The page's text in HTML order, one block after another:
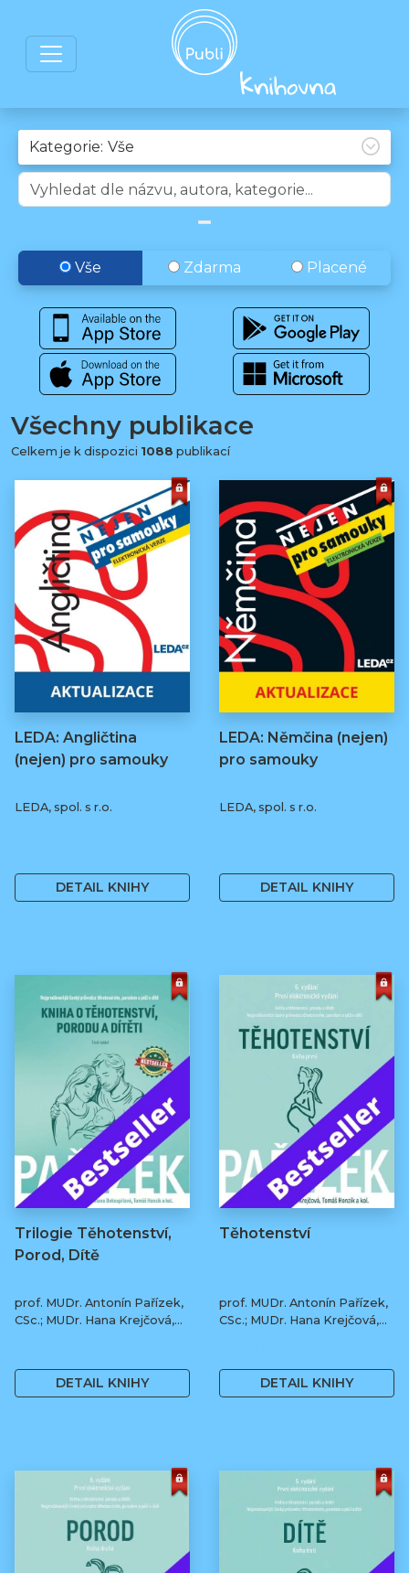
Kategorie:
Vše Zdarma Placené
Všechny publikace
Celkem je k dispozici 1088 publikací
LEDA: Angličtina
(nejen) pro samouky
LEDA, spol. s r.o.
DETAIL KNIHY
LEDA: Němčina (nejen)
pro samouky
LEDA, spol. s r.o.
DETAIL KNIHY
Trilogie Těhotenství,
Porod, Dítě
prof. MUDr. Antonín Pařízek,
CSc.; MUDr. Hana Krejčová,
Tomáš Honzík, Ph.D. a kol.
DETAIL KNIHY
Těhotenství
prof. MUDr. Antonín Pařízek,
CSc.; MUDr. Hana Krejčová,
DETAIL KNIHY